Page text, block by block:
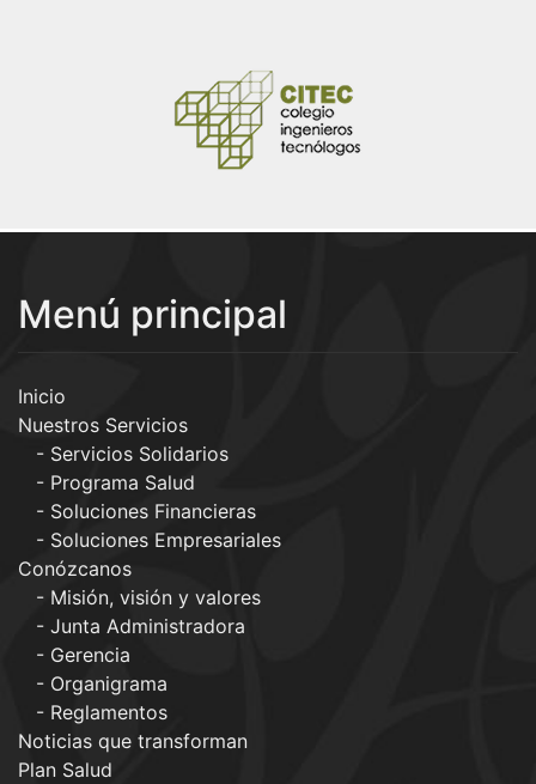
Menú principal
Inicio
Nuestros Servicios
Servicios Solidarios
Programa Salud
Soluciones Financieras
Soluciones Empresariales
Conózcanos
Misión, visión y valores
Junta Administradora
Gerencia
Organigrama
Reglamentos
Noticias que transforman
Plan Salud